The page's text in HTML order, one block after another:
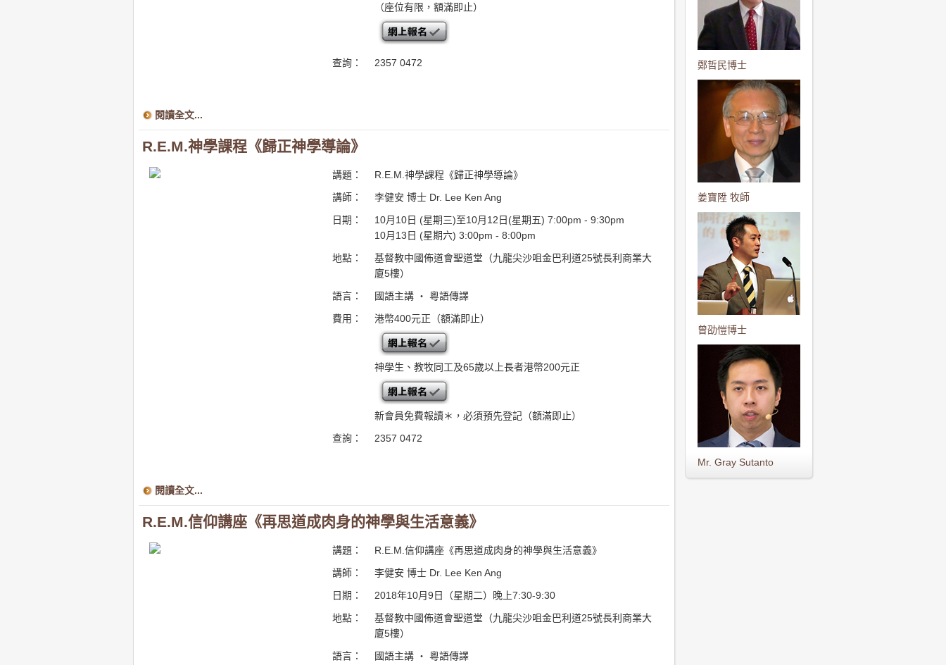
（座位有限，額滿即止）
查詢： 2357 0472
閱讀全文...
R.E.M.神學課程《歸正神學導論》
講題：
R.E.M.神學課程《歸正神學導論》
講師：
李健安 博士 Dr. Lee Ken Ang
日期：
10月10日 (星期三)至10月12日(星期五) 7:00pm - 9:30pm
10月13日 (星期六) 3:00pm - 8:00pm
地點：
基督教中國佈道會聖道堂（九龍尖沙咀金巴利道25號長利商業大
廈5樓）
語言：
國語主講 ・ 粵語傳譯
費用：
港幣400元正（額滿即止）
神學生、教牧同工及65歲以上長者港幣200元正
新會員免費報讀＊，必須預先登記（額滿即止）
查詢：
2357 0472
閱讀全文...
R.E.M.信仰講座《再思道成肉身的神學與生活意義》
講題：
R.E.M.信仰講座《再思道成肉身的神學與生活意義》
講師：
李健安 博士 Dr. Lee Ken Ang
日期：
2018年10月9日（星期二）晚上7:30-9:30
地點：
基督教中國佈道會聖道堂（九龍尖沙咀金巴利道25號長利商業大
廈5樓）
語言：
國語主講 ・ 粵語傳譯
鄭哲民博士
姜寶陞 牧師
曾劭愷博士
Mr. Gray Sutanto